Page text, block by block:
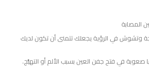
المصابة
وتشوش في الرؤية يجعلك تتمنى أن تكون لديك
في فتح جفن العين بسبب الألم أو التهيُّج.